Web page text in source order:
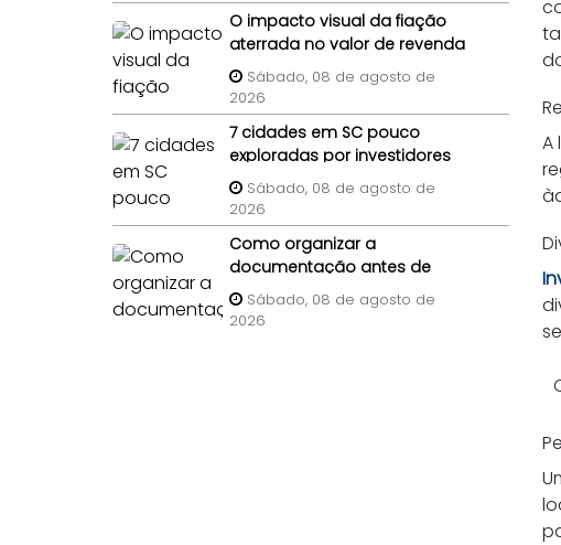
O impacto visual da fiação
aterrada no valor de revenda
de lotes em condomínios
Sábado, 08 de agosto de
2026
7 cidades em SC pouco
exploradas por investidores
imobiliários
Sábado, 08 de agosto de
2026
Como organizar a
documentação antes de
anunciar uma casa para
venda em Bombinhas?
Sábado, 08 de agosto de
2026
A